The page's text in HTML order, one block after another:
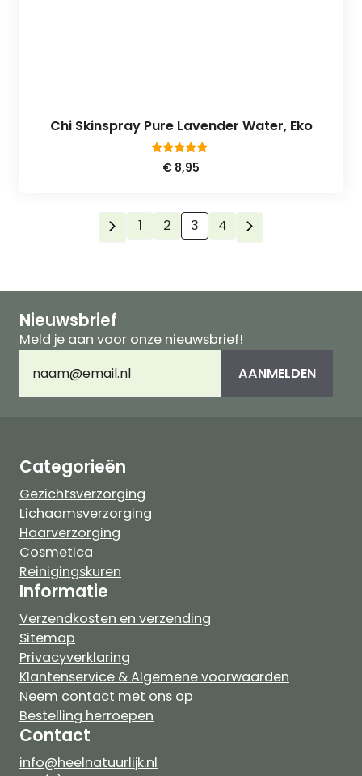
Chi Skinspray Pure Lavender Water, Eko
5.00
van 5
€ 8,95
1 2 3 4
Nieuwsbrief
Meld je aan voor onze nieuwsbrief!
mailadres(Vereist) AANMELDEN
Categorieën
Gezichtsverzorging
Lichaamsverzorging
Haarverzorging
Cosmetica
Reinigingskuren
Informatie
Verzendkosten en verzending
Sitemap
Privacyverklaring
Klantenservice & Algemene voorwaarden
Neem contact met ons op
Bestelling herroepen
Contact
info@heelnatuurlijk.nl